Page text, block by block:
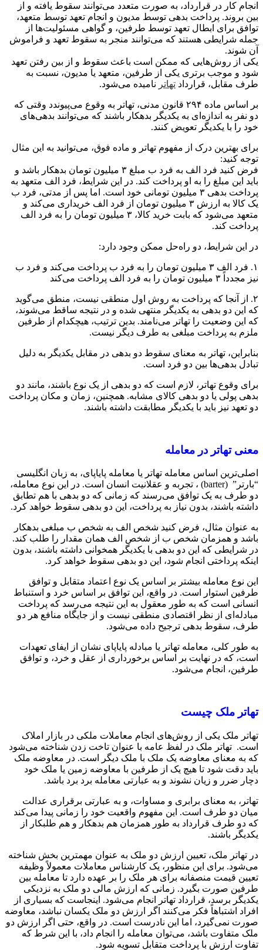
انجام کار در قرارداد، به صورت متعدد می‌توانند سقوط یافته و از
بین بروند. پرداخت بدهی توسط مدیون و انجام تعهد توسط متعهد،
توافق برای ابطال تعهد توسط طرفین، و گواهی مسئولیت‌ها از
جمله شرایطی هستند که می‌توانند منجر به سقوط تعهد و فراموش
آن شوند.
یکی از روش‌هایی که ممکن است باعث سقوط و از بین رفتن تعهد
شود و موجب برتری یکی از طرفین، متعهد یا مدیون، نسبت به
طرف مقابل، قرارداد تهاتر نامیده می‌شود.
بر اساس ماده ۲۹۴ قانون مدنی، تهاتر به وقوع می‌پیوندد وقتی که
دو نفر به اندازه‌ای به یکدیگر بدهکار باشند که می‌توانند بدهی‌های
خود را با یکدیگر تعویض کنند.
برای بهترین درک از مفهوم تهاتر و ماده فوق، می‌توانید به این مثال
توجه کنید:
فرض کنید فرد الف به فرد ب مبلغ ۳ میلیون تومان بدهکار باشد و
باید این مبلغ را به او پرداخت کند. در این شرایط، فرد الف متعهد به
پرداخت بدهی ۳ میلیون تومانی خود است. اما پس از مدتی، فرد ب
یک کالا به ارزش ۳ میلیون تومان از فرد الف خریداری می‌کند و
متعهد می‌شود که بابت خرید کالا، ۳ میلیون تومان را به فرد الف
پرداخت کند.
در این شرایط، دو راه‌حل ممکن وجود دارد:
۱. فرد الف ۳ میلیون تومان را به فرد ب پرداخت می‌کند و فرد ب
نیز مجدداً ۳ میلیون تومان را به فرد الف پرداخت می‌کند
۲. از آنجا که پرداخت به روش اول منطقی نیست، منطق می‌گوید
که این دو بدهی به یکدیگر منتهی شده و در نتیجه ساقط می‌شوند،
که این وضعیت را تهاتر می‌نامند. بدین ترتیب، هیچکدام از طرفین
ملزم به پرداخت مبلغی به طرف دیگر نیست.
بنابراین، تهاتر به معنای سقوط دو بدهی در مقابل یکدیگر به دلیل
تبادل بدهی‌ها بین دو فرد است.
برای وقوع تهاتر، لازم است که دو بدهی از یک نوع باشند، مانند دو
بدهی پولی یا دو بدهی کالای مشابه. همچنین، زمان و مکان پرداخت
دو تعهد نیز باید با یکدیگر مطابقت داشته باشند.
معنی تهاتر در معامله
اصلی‌ترین اساس معامله تهاتر یا معامله پایاپای، به زبان انگلیسی
“بارتر” (barter) ، تجربه و عقلانیت انسان است. در این نوع معامله،
دو طرف به یک توافق می‌رسند که زمانی که دو بدهی با هم تطابق
داشته باشند، بدون نیاز به پرداخت، این دو بدهی سقوط خواهد کرد.
به عنوان مثال، فرض کنید شخص الف به شخص ب مبلغی بدهکار
باشد و همزمان شخص ب از شخص الف همان مقدار را طلب کند.
در شرایطی که این دو بدهی با یکدیگر همخوانی داشته باشند، بدون
اینکه پرداختی انجام شود، این دو بدهی سقوط خواهد کرد.
این نوع معامله بیشتر بر اساس یک نوع اعتماد متقابل و توافق
طرفین استوار است. در واقع، این توافق بر اساس خرد و استنباط
انسانی است که به طور معقول به این نتیجه می‌رسد که پرداخت
مبادله‌ای از نظر اقتصادی منطقی نیست و از جایگاه منافع هر دو
طرف، سقوط بدهی ترجیح داده می‌شود.
به طور کلی، معامله تهاتر یا مبادله پایاپای نشان از ایفای تعهدات
است، که در نهایت بر اساس برخورداری از عقل و خرد، و توافق
طرفین، انجام می‌شود.
تهاتر ملک چیست
تهاتر ملک یکی از روش‌های انجام معاملات ملکی در بازار املاک
است. تهاتر ملک در لفظ عامه با عنوان تاخت زدن شناخته می‌شود
که به معنای معاوضه یک ملک با ملک دیگر است. در معاوضه ملک
باید دقت شود تا هیچ یک از طرفین با معاوضه زمین یا ملک خود
دچار ضرر و زیان نشوند و به عبارتی معامله برد برد باشد.
تهاتر، به معنای برابری و مساوات، و به عبارتی برقراری عدالت
میان دو طرف است. این مفهوم واقعیت خود را زمانی پیدا می‌کند
که دو طرف قرارداد به طور همزمان هم بدهکار و هم طلبکار از
یکدیگر باشند.
در تهاتر ملک، تعیین ارزش دو ملک به عنوان مهمترین بخش شناخته
می‌شود. برای این منظور، یک کارشناس معاملات معمولاً وظیفه
تعیین قیمت منصفانه برای هر ملک را بر عهده دارد تا معامله بین
طرفین صورت بگیرد. زمانی که ارزش مالی دو ملک به نزدیکی
یکدیگر برسد، قرارداد تهاتر انجام می‌شود. اینجاست که بسیاری از
افراد اشتباهاً فکر می‌کنند اگر ارزش دو ملک یکسان نباشد، معاوضه
صورت نمی‌گیرد، اما این نادرست است. در واقع، حتی اگر ارزش دو
ملک متفاوت باشد، می‌توان معامله را انجام داد، با این شرط که
تفاوت ارزش با پرداخت متقابل تسویه شود.